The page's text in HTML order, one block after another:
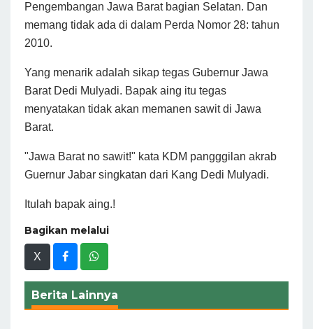
Pengembangan Jawa Barat bagian Selatan. Dan
memang tidak ada di dalam Perda Nomor 28: tahun
2010.
Yang menarik adalah sikap tegas Gubernur Jawa
Barat Dedi Mulyadi. Bapak aing itu tegas
menyatakan tidak akan memanen sawit di Jawa
Barat.
"Jawa Barat no sawit!" kata KDM pangggilan akrab
Guernur Jabar singkatan dari Kang Dedi Mulyadi.
Itulah bapak aing.!
Bagikan melalui
X
Berita Lainnya